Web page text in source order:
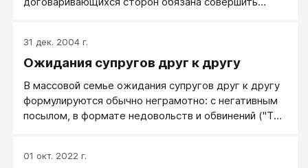
действий. Чаще всего обязательства
распространяются на возврат долга, выполнение
охрану собственности, выплату денежных средств,
поставку товаров.
31 дек. 2004 г.
Ожидания супругов друг к другу
В массовой семье ожидания супругов друг к другу
формулируются обычно неграмотно: с негативным
посылом, в формате недовольств и обвинений ("Ты
мне грубить!"), неконкретно, слишком общо ("Хочу,
01 окт. 2022 г.